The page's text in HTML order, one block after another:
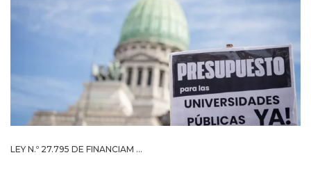
LEY N.º 27.795 DE FINANCIAM ...